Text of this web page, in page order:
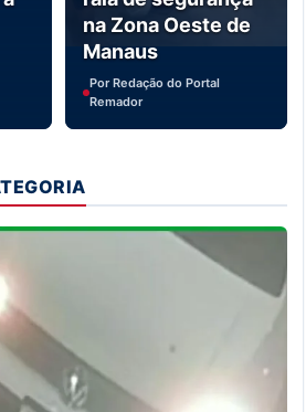
na Zona Oeste de
Manaus
Por Redação do Portal
Remador